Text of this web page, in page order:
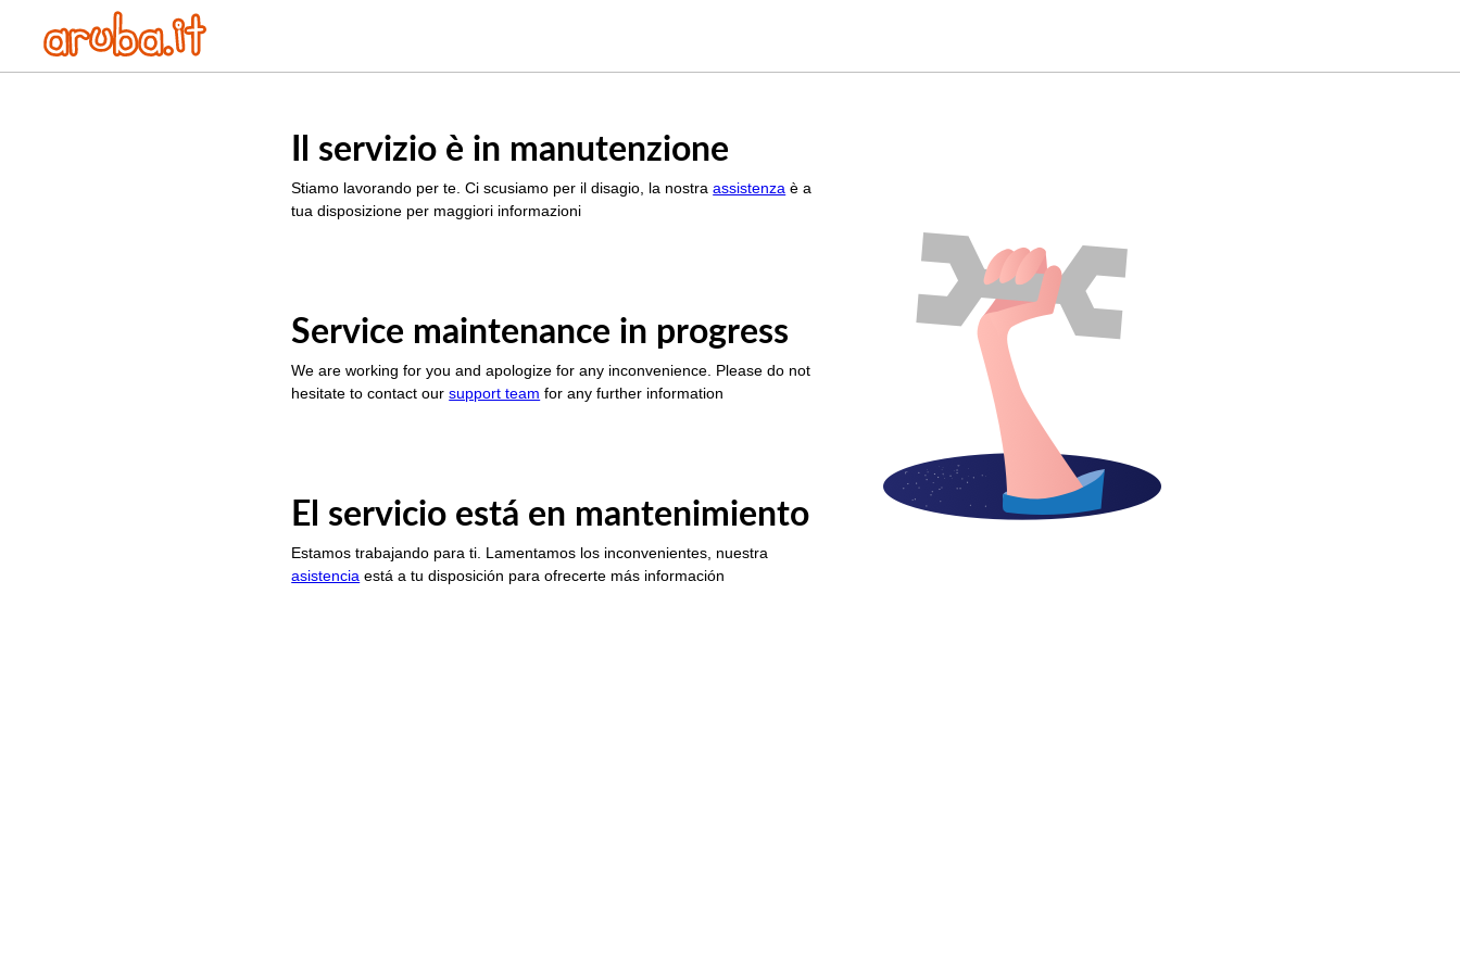
Il servizio è in manutenzione
Stiamo lavorando per te. Ci scusiamo per il disagio, la nostraassistenza è a
tua disposizione per maggiori informazioni
Service maintenance in progress
We are working for you and apologize for any inconvenience. Please do not
hesitate to contact oursupport team for any further information
El servicio está en mantenimiento
Estamos trabajando para ti. Lamentamos los inconvenientes, nuestra
asistencia está a tu disposición para ofrecerte más información